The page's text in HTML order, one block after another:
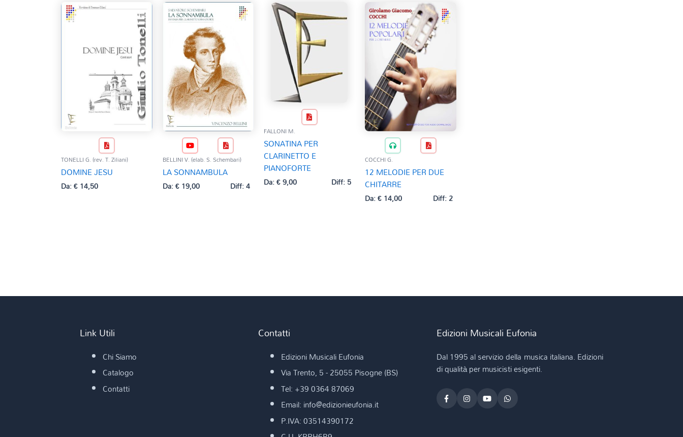
TONELLI G. (rev. T. Ziliani)
DOMINE JESU
Da:€14,50
BELLINI V. (elab. S. Schembari)
LA SONNAMBULA
Da:€19,00 Diff: 4
FALLONI M.
SONATINA PER
CLARINETTO E
PIANOFORTE
Da:€9,00 Diff: 5
COCCHI G.
12 MELODIE PER DUE
CHITARRE
Da:€14,00 Diff: 2
Link Utili
Chi Siamo
Catalogo
Contatti
Contatti
Edizioni Musicali Eufonia
Via Trento, 5 - 25055 Pisogne (BS)
Tel: +39 0364 87069
Email: info@edizionieufonia.it
P.IVA: 03514390172
Edizioni Musicali Eufonia
Dal 1995 al servizio della musica italiana. Edizioni
di qualità per musicisti esigenti.